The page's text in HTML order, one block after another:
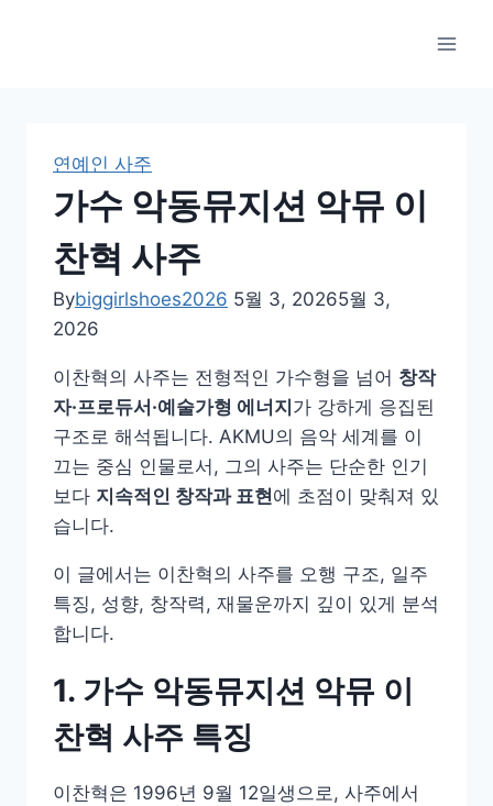
연예인 사주
가수 악동뮤지션 악뮤 이
찬혁 사주
Bybiggirlshoes2026 5월 3, 20265월 3,
2026
이찬혁의 사주는 전형적인 가수형을 넘어 창작
자·프로듀서·예술가형 에너지 가 강하게 응집된
구조로 해석됩니다. AKMU의 음악 세계를 이
끄는 중심 인물로서, 그의 사주는 단순한 인기
보다 지속적인 창작과 표현에 초점이 맞춰져 있
습니다.
이 글에서는 이찬혁의 사주를 오행 구조, 일주
특징, 성향, 창작력, 재물운까지 깊이 있게 분석
합니다.
1. 가수 악동뮤지션 악뮤 이
찬혁 사주 특징
이찬혁은 1996년 9월 12일생으로, 사주에서